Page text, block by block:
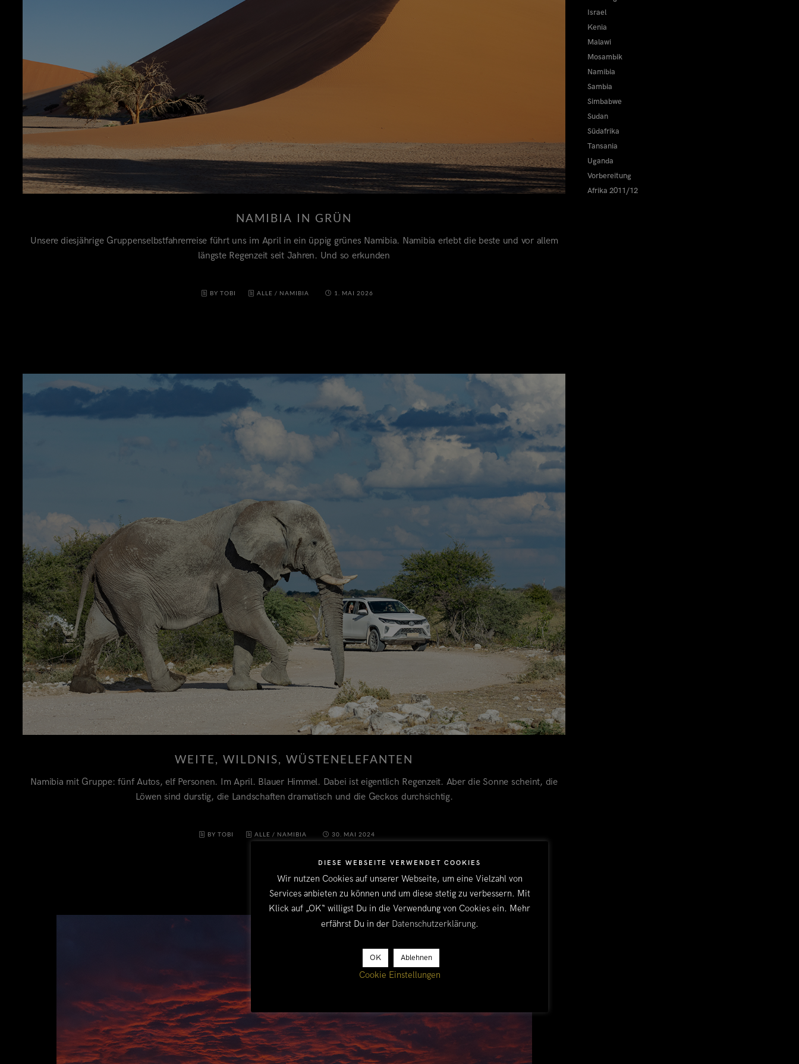
NAMIBIA IN GRÜN
Unsere diesjährige Gruppenselbstfahrerreise führt uns im April in ein üppig grünes Namibia. Namibia erlebt die beste und vor allem
längste Regenzeit seit Jahren. Und so erkunden
BY TOBI ALLE / NAMIBIA 1. MAI 2026
WEITE, WILDNIS, WÜSTENELEFANTEN
Namibia mit Gruppe: fünf Autos, elf Personen. Im April. Blauer Himmel. Dabei ist eigentlich Regenzeit. Aber die Sonne scheint, die
Löwen sind durstig, die Landschaften dramatisch und die Geckos durchsichtig.
BY TOBI ALLE / NAMIBIA 30. MAI 2024
Israel
Kenia
Malawi
Mosambik
Namibia
Sambia
Simbabwe
Sudan
Südafrika
Tansania
Uganda
Vorbereitung
Afrika 2011/12
DIESE WEBSEITE VERWENDET COOKIES
Wir nutzen Cookies auf unserer Webseite, um eine Vielzahl von
Services anbieten zu können und um diese stetig zu verbessern. Mit
Klick auf „OK“ willigst Du in die Verwendung von Cookies ein. Mehr
erfährst Du in der Datenschutzerklärung.
OK Ablehnen
Cookie Einstellungen